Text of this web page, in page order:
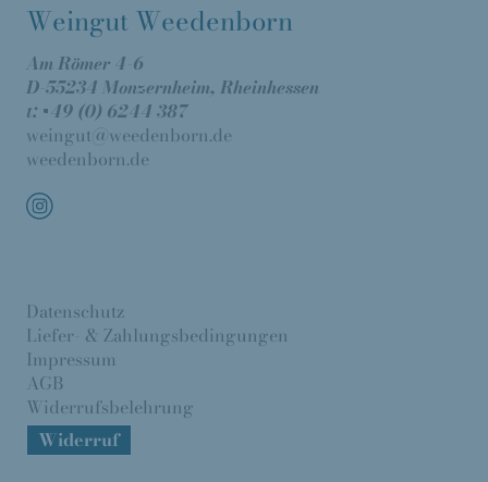
Weingut Weedenborn
Am Römer 4-6
D-55234 Monzernheim, Rheinhessen
t: +49 (0) 6244 387
weingut@weedenborn.de
weedenborn.de
Datenschutz
Liefer- & Zahlungsbedingungen
Impressum
AGB
Widerrufsbelehrung
Widerruf